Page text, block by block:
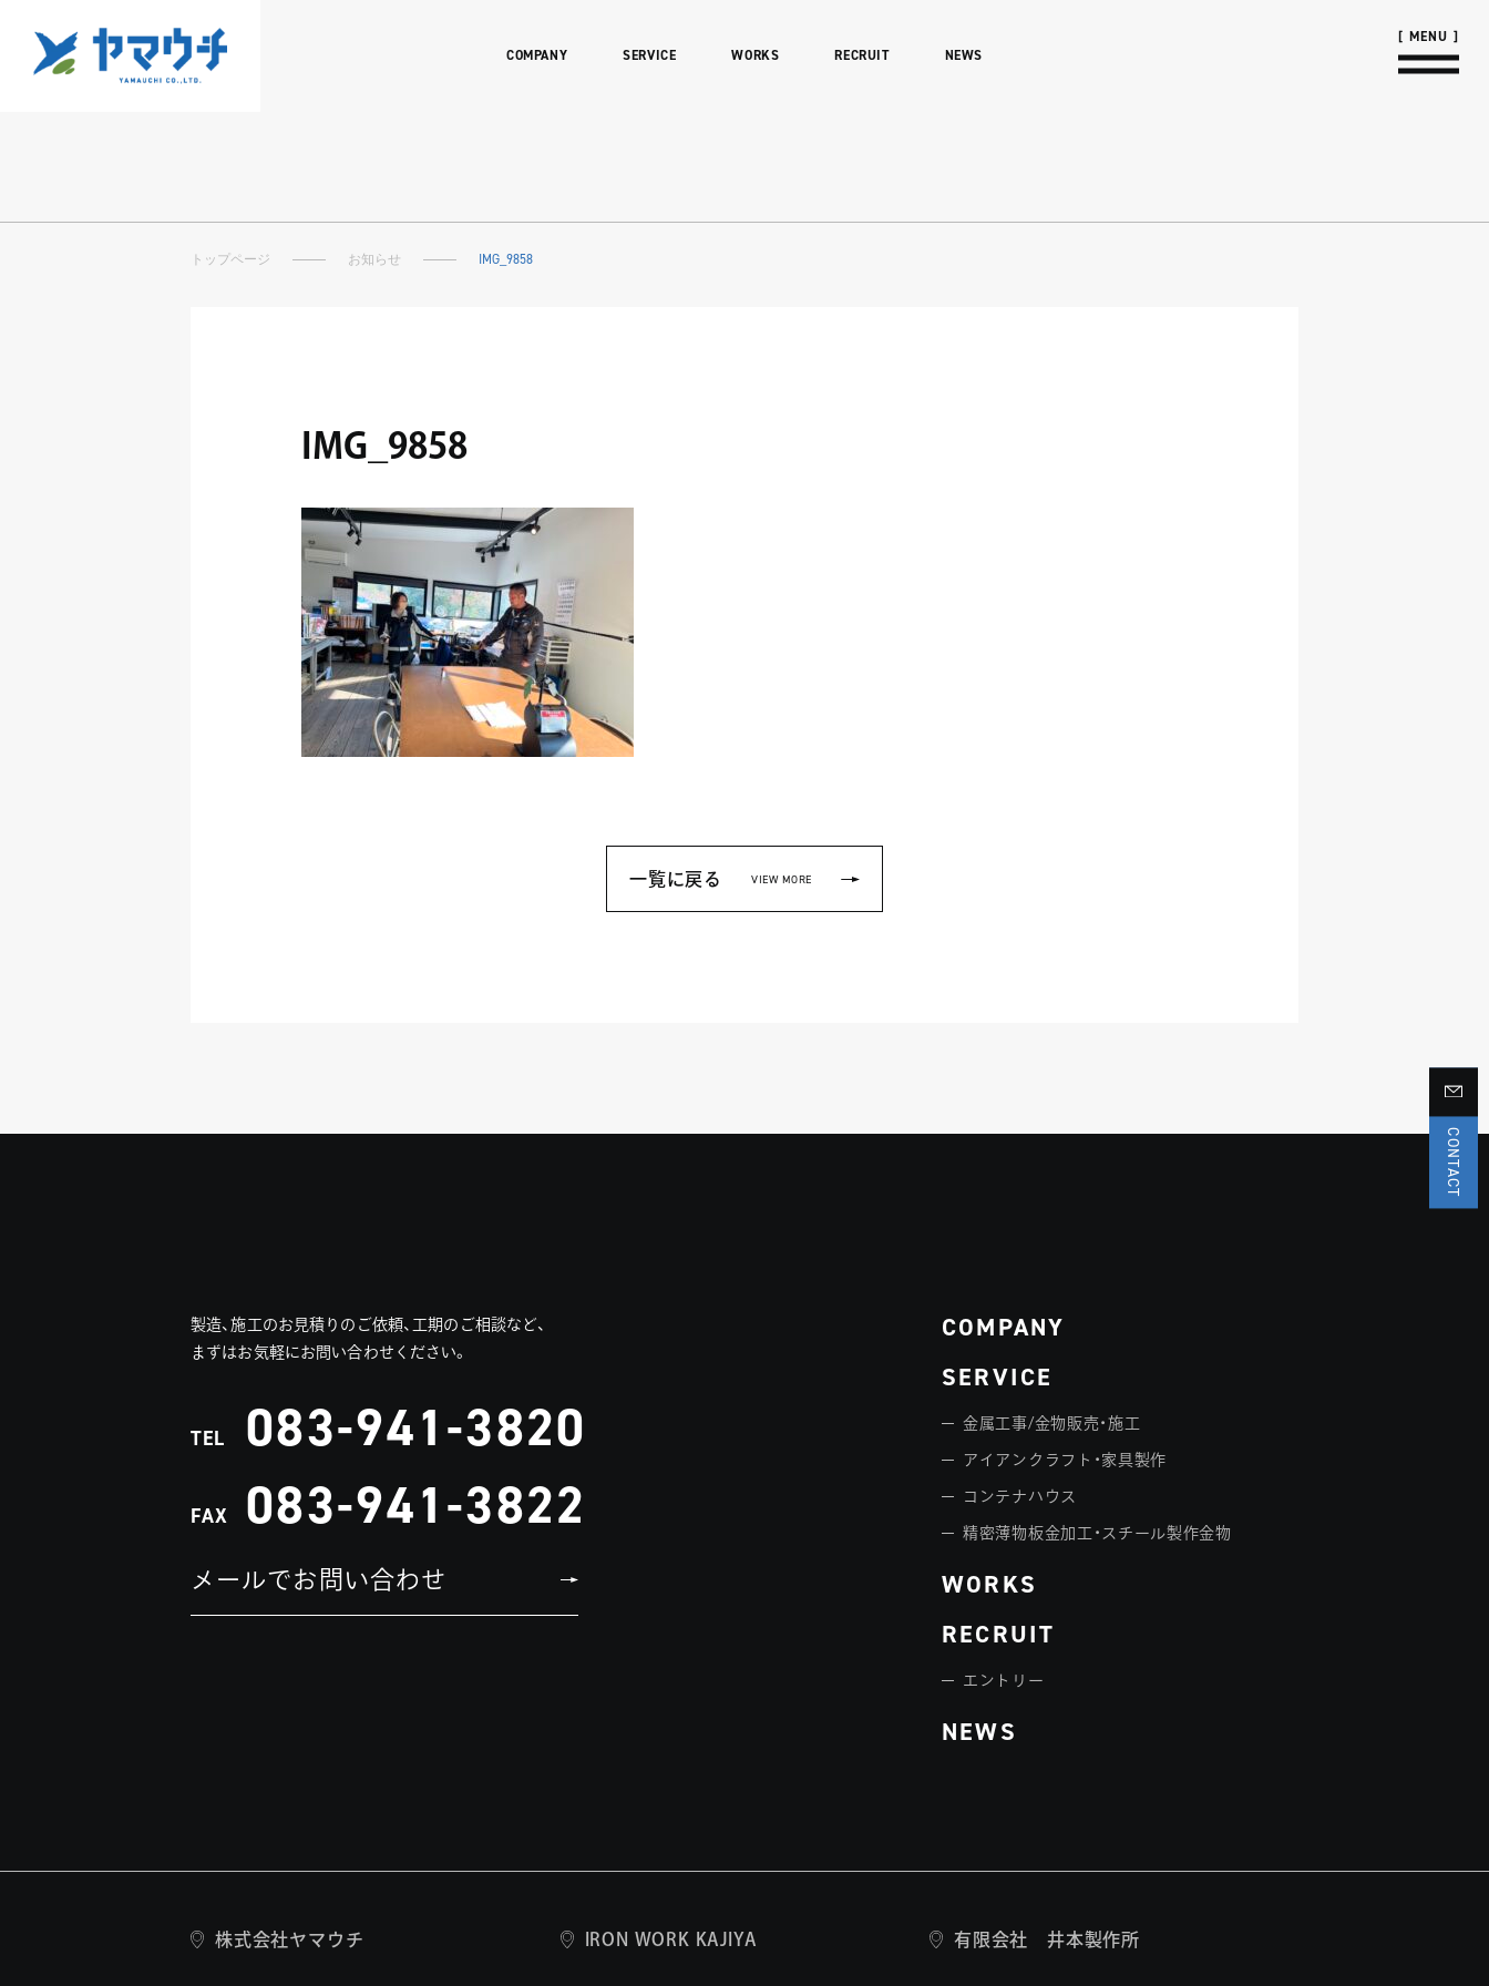
COMPANY SERVICE WORKS RECRUIT NEWS
トップページ お知らせ IMG_9858
IMG_9858
一覧に戻る VIEW MORE
CONTACT
製造、施工のお見積りのご依頼、工期のご相談など、
まずはお気軽にお問い合わせください。
TEL 083-941-3820
FAX 083-941-3822
メールでお問い合わせ
COMPANY
SERVICE
金属工事/金物販売・施工
アイアンクラフト・家具製作
コンテナハウス
精密薄物板金加工・スチール製作金物
WORKS
RECRUIT
エントリー
NEWS
株式会社ヤマウチ IRON WORK KAJIYA 有限会社 井本製作所